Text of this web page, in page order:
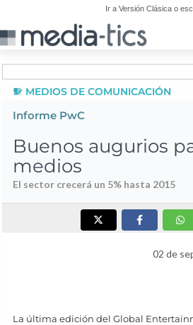
Ir a Versión Clásica o
MEDIOS DE COMUNICACIÓN
Informe PwC
Buenos augurios
medios
El sector crecerá un 5% hasta 2015
02 de
La última edición del Global